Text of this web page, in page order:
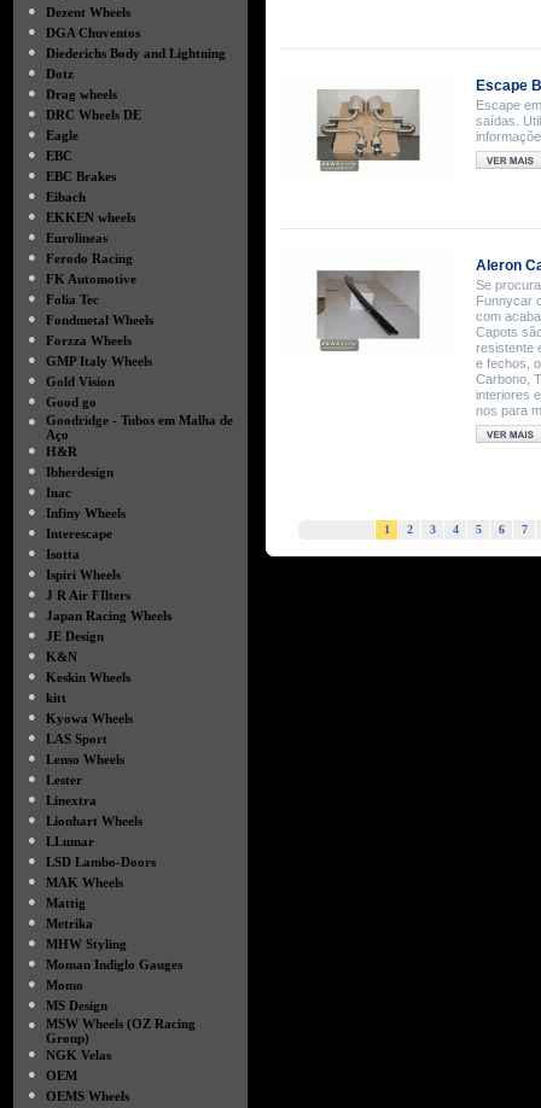
●
Dezent Wheels
●
DGA Chuventos
●
Diederichs Body and Lightning
●
Dotz
●
Drag wheels
●
DRC Wheels DE
●
Eagle
●
EBC
●
EBC Brakes
●
Eibach
●
EKKEN wheels
●
Eurolineas
●
Ferodo Racing
●
FK Automotive
●
Folia Tec
●
Fondmetal Wheels
●
Forzza Wheels
●
GMP Italy Wheels
●
Gold Vision
●
Good go
●
Goodridge - Tubos em Malha de
Aço
●
H&R
●
Ibherdesign
●
Inac
●
Infiny Wheels
●
Interescape
●
Isotta
●
Ispiri Wheels
●
J R Air FIlters
●
Japan Racing Wheels
●
JE Design
●
K&N
●
Keskin Wheels
●
kitt
●
Kyowa Wheels
●
LAS Sport
●
Lenso Wheels
●
Lester
●
Linextra
●
Lionhart Wheels
●
LLumar
●
LSD Lambo-Doors
●
MAK Wheels
●
Mattig
●
Metrika
●
MHW Styling
●
Moman Indiglo Gauges
●
Momo
●
MS Design
●
MSW Wheels (OZ Racing
Group)
●
NGK Velas
●
OEM
●
OEMS Wheels
Escape
Escape
saídas.
Aleron
Se
Funnycar
com
Capots
resistente
e fechos,
Carbono,
interiores
nos para
1 2 3 4 5 6 7